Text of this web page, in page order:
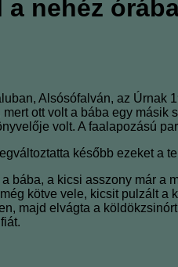
a nehéz
Alsósófalván, az
ott volt a bába egy
volt. A faalapozású
később ezeket a
bába, a kicsi asszony már a
kötve vele, kicsit pulzált
majd elvágta a